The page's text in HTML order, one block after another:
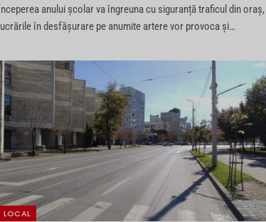
Începerea anului școlar va îngreuna cu siguranță traficul din
lucrările în desfășurare pe anumite artere vor provoca și…
LOCAL